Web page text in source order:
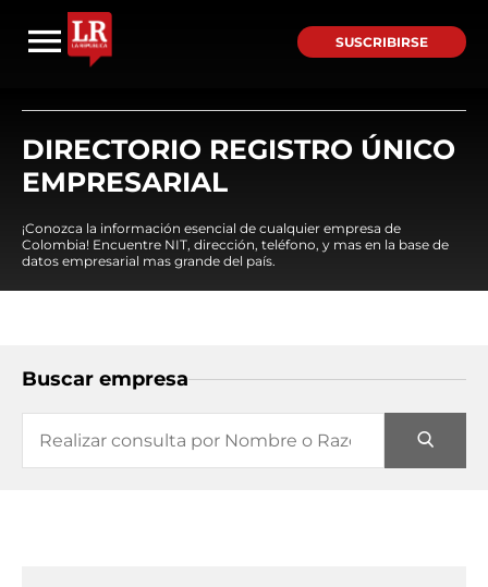
SUSCRIBIRSE
DIRECTORIO REGISTRO ÚNICO
EMPRESARIAL
¡Conozca la información esencial de cualquier empresa de
Colombia! Encuentre NIT, dirección, teléfono, y mas en la base de
datos empresarial mas grande del país.
Buscar empresa